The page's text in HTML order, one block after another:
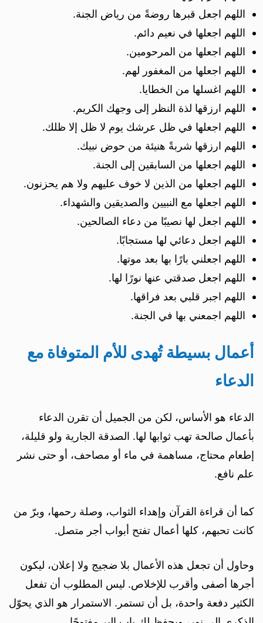
اللهم اجعل قبرها روضةً من رياض الجنة.
اللهم اجعلها في نعيم دائم.
اللهم اجعلها من المرحومين.
اللهم اجعلها من المغفور لهم.
اللهم اغسلها من الخطايا.
اللهم ارزقها لذة النظر إلى وجهك الكريم.
اللهم اجعلها في ظل عرشك يوم لا ظل إلا ظلك.
اللهم ارزقها شربةً هنيئة من حوض نبيك.
اللهم اجعلها من السابقين إلى الجنة.
اللهم اجعلها من الذين لا خوف عليهم ولا هم يحزنون.
اللهم اجعلها مع النبيين والصديقين والشهداء.
اللهم اجعل لها نصيبًا من دعاء الصالحين.
اللهم اجعل دعائي لها مستجابًا.
اللهم اجعلني بارًا بها بعد موتها.
اللهم اجعل صدقتي عنها نورًا لها.
اللهم اجبر قلبي بعد فراقها.
اللهم اجمعني بها في الجنة.
أعمال بسيطة تُهدى للأم المتوفاة مع
الدعاء
الدعاء هو الأساس، لكن من الجميل أن تقرن الدعاء
بأعمال صالحة تهب ثوابها لها. الصدقة الجارية ولو قليلة،
إطعام محتاج، مساهمة في ماء أو مصاحف، أو حتى نشر
علم نافع.
كما أن قراءة القرآن وإهداء الثواب، وصلة رحمها، وبرّ من
كانت تحبهم، كلها أعمال تفتح أبواب أجر متصل.
وحاول أن تجعل هذه الأعمال بلا ضجيج ولا إعلان، ليكون
أجرها أصفى وأقرب للإخلاص. ليس المطلوب أن تفعل
الكثير دفعة واحدة، بل أن تستمر. الاستمرار هو الذي يحوّل